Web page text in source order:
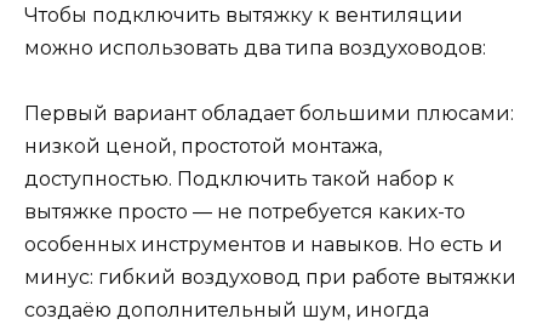
Чтобы подключить вытяжку к вентиляции
можно использовать два типа воздуховодов:
Первый вариант обладает большими плюсами:
низкой ценой, простотой монтажа,
доступностью. Подключить такой набор к
вытяжке просто ― не потребуется каких-то
особенных инструментов и навыков. Но есть и
минус: гибкий воздуховод при работе вытяжки
создаёю дополнительный шум, иногда